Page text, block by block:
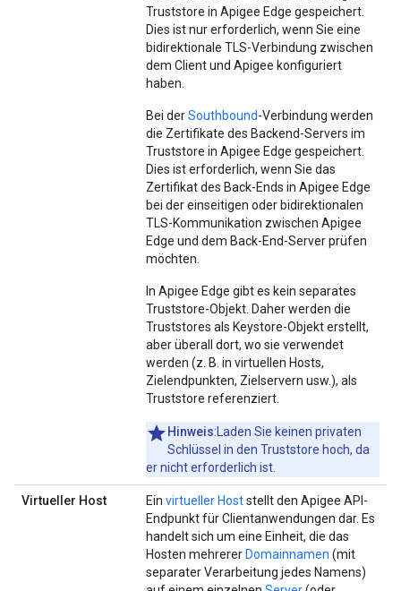
Truststore in Apigee Edge gespeichert.
Dies ist nur erforderlich, wenn Sie eine
bidirektionale TLS-Verbindung zwischen
dem Client und Apigee konfiguriert
haben.
Bei derSouthbound-Verbindung werden
die Zertifikate des Backend-Servers im
Truststore in Apigee Edge gespeichert.
Dies ist erforderlich, wenn Sie das
Zertifikat des Back-Ends in Apigee Edge
bei der einseitigen oder bidirektionalen
TLS-Kommunikation zwischen Apigee
Edge und dem Back-End-Server prüfen
möchten.
In Apigee Edge gibt es kein separates
Truststore-Objekt. Daher werden die
Truststores als Keystore-Objekt erstellt,
aber überall dort, wo sie verwendet
werden (z. B. in virtuellen Hosts,
Zielendpunkten, Zielservern usw.), als
Truststore referenziert.
Hinweis:Laden Sie keinen privaten
Schlüssel in den Truststore hoch, da
er nicht erforderlich ist.
Virtueller Host Ein virtueller Hoststellt den Apigee API-
Endpunkt für Clientanwendungen dar. Es
handelt sich um eine Einheit, die das
Hosten mehrerer Domainnamen (mit
separater Verarbeitung jedes Namens)